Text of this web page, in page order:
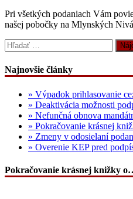
Pri všetkých podaniach Vám
našej pobočky na Mlynských
Hľadať:
Najnovšie články
» Výpadok prihlasovanie
» Deaktivácia možnosti
» Nefunčná obnova
» Pokračovanie krásnej
» Zmeny v odosielaní
» Overenie KEP pred
Pokračovanie krásnej knižky